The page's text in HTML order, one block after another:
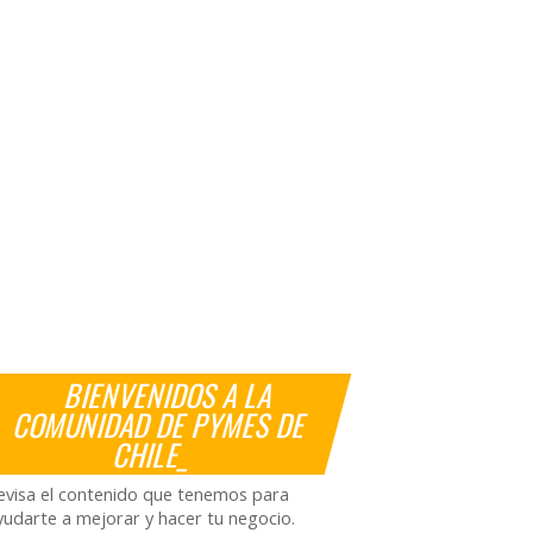
BIENVENIDOS A LA
COMUNIDAD DE PYMES DE
CHILE_
el contenido que tenemos para
a mejorar y hacer tu negocio.